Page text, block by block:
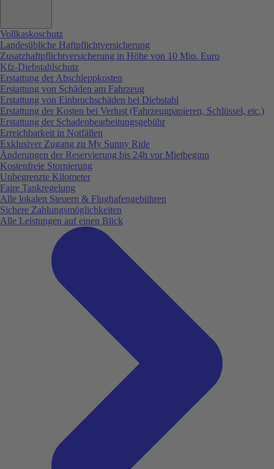
Vollkaskoschutz
Landesübliche Haftpflichtversicherung
Zusatzhaftpflichtversicherung in Höhe von 10 Mio. Euro
Kfz-Diebstahlschutz
Erstattung der Abschleppkosten
Erstattung von Schäden am Fahrzeug
Erstattung von Einbruchschäden bei Diebstahl
Erstattung der Kosten bei Verlust (Fahrzeugpapieren, Schlüssel, etc.)
Erstattung der Schadenbearbeitungsgebühr
Erreichbarkeit in Notfällen
Exklusiver Zugang zu My Sunny Ride
Änderungen der Reservierung bis 24h vor Mietbeginn
Kostenfreie Stornierung
Unbegrenzte Kilometer
Faire Tankregelung
Alle lokalen Steuern & Flughafengebühren
Sichere Zahlungsmöglichkeiten
Alle Leistungen auf einen Blick